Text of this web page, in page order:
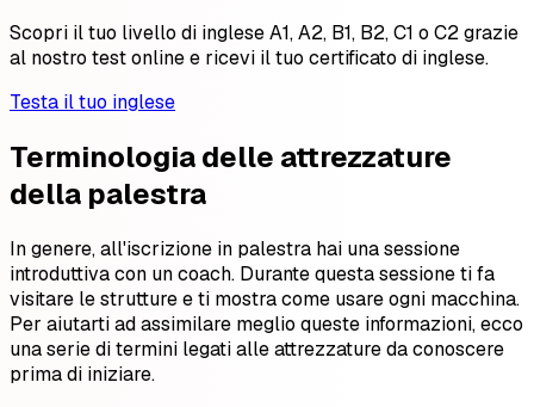
Scopri il tuo livello di inglese A1, A2, B1, B2, C1 o C2 grazie
al nostro test online e ricevi il tuo certificato di inglese.
Testa il tuo inglese
Terminologia delle attrezzature
della palestra
In genere, all'iscrizione in palestra hai una sessione
introduttiva con un coach. Durante questa sessione ti fa
visitare le strutture e ti mostra come usare ogni macchina.
Per aiutarti ad assimilare meglio queste informazioni, ecco
una serie di termini legati alle attrezzature da conoscere
prima di iniziare.